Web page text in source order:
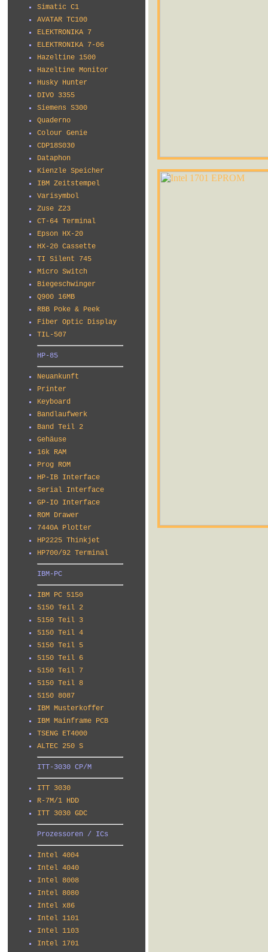
Simatic C1
AVATAR TC100
ELEKTRONIKA 7
ELEKTRONIKA 7-06
Hazeltine 1500
Hazeltine Monitor
Husky Hunter
DIVO 3355
Siemens S300
Quaderno
Colour Genie
CDP18S030
Dataphon
Kienzle Speicher
IBM Zeitstempel
Varisymbol
Zuse Z23
CT-64 Terminal
Epson HX-20
HX-20 Cassette
TI Silent 745
Micro Switch
Biegeschwinger
Q900 16MB
RBB Poke & Peek
Fiber Optic Display
TIL-507
HP-85
Neuankunft
Printer
Keyboard
Bandlaufwerk
Band Teil 2
Gehäuse
16k RAM
Prog ROM
HP-IB Interface
Serial Interface
GP-IO Interface
ROM Drawer
7440A Plotter
HP2225 Thinkjet
HP700/92 Terminal
IBM-PC
IBM PC 5150
5150 Teil 2
5150 Teil 3
5150 Teil 4
5150 Teil 5
5150 Teil 6
5150 Teil 7
5150 Teil 8
5150 8087
IBM Musterkoffer
IBM Mainframe PCB
TSENG ET4000
ALTEC 250 S
ITT-3030 CP/M
ITT 3030
R-7M/1 HDD
ITT 3030 GDC
Prozessoren / ICs
Intel 4004
Intel 4040
Intel 8008
Intel 8080
Intel x86
Intel 1101
Intel 1103
Intel 1701